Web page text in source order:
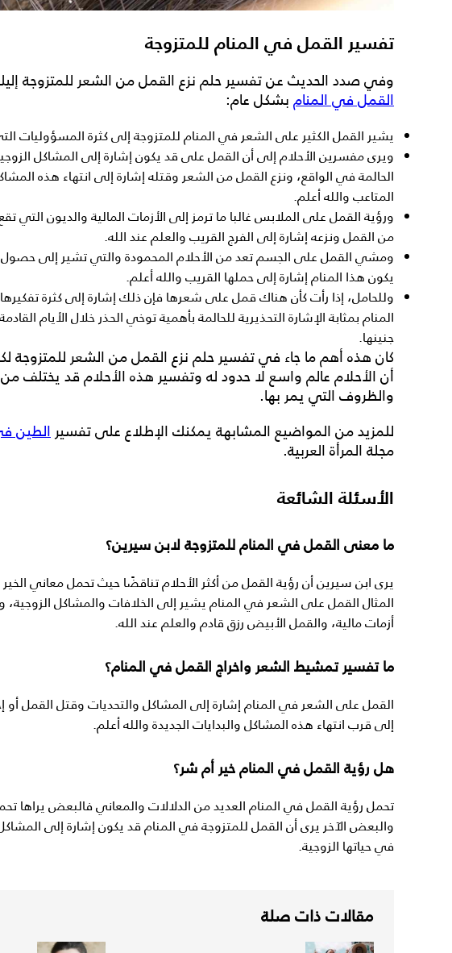
تفسير القمل في المنام للمتزوجة
وفي صدد الحديث عنتفسير حلم نزع القمل من الشعر للمتزوجة
القمل في المنام بشكل عام:
يشير القمل الكثير على الشعر في المنام للمتزوجة إلى كثرة المسؤوليات
ويرى مفسرين الأحلام إلى أن القمل على قد يكون إشارة إلى المشاكل
الحالمة في الواقع، ونزع القمل من الشعر وقتله إشارة إلى انتهاء هذه
المتاعب والله أعلم.
ورؤية القمل على الملابس غالبا ما ترمز إلى الأزمات المالية والديون التي
من القمل ونزعه إشارة إلى الفرج القريب والعلم عند الله.
ومشي القمل على الجسم تعد من الأحلام المحمودة والتي تشير إلى حصول
يكون هذا المنام إشارة إلى حملها القريب والله أعلم.
وللحامل، إذا رأت كأن هناك قمل على شعرها فإن ذلك إشارة إلى كثرة
المنام بمثابة الإشارة التحذيرية للحالمة بأهمية توخي الحذر خلال الأيام
جنينها.
كان هذه أهم ما جاء فيتفسير حلم نزع القمل من الشعر للمتزوجة
أن الأحلام عالم واسع لا حدود له وتفسير هذه الأحلام قد
والظروف التي يمر بها.
للمزيد من المواضيع المشابهة يمكنك الإطلاع على تفسير الطين
مجلة المرأة العربية.
الأسئلة الشائعة
ما معنى القمل في المنام للمتزوجة لابن سيرين؟
يرى ابن سيرين أن رؤية القمل من أكثر الأحلام تناقضًا حيث تحمل معاني
المثال القمل على الشعر في المنام يشير إلى الخلافات والمشاكل
أزمات مالية، والقمل الأبيض رزق قادم والعلم عند الله.
ما تفسير تمشيط الشعر واخراج القمل في المنام؟
القمل على الشعر في المنام إشارة إلى المشاكل والتحديات وقتل القمل أو
إلى قرب انتهاء هذه المشاكل والبدايات الجديدة والله أعلم.
هل رؤية القمل في المنام خير أم شر؟
تحمل رؤية القمل في المنام العديد من الدلالات والمعاني فالبعض يراها
والبعض الآخر يرى أن القمل للمتزوجة في المنام قد يكون إشارة إلى
في حياتها الزوجية.
مقالات ذات صلة